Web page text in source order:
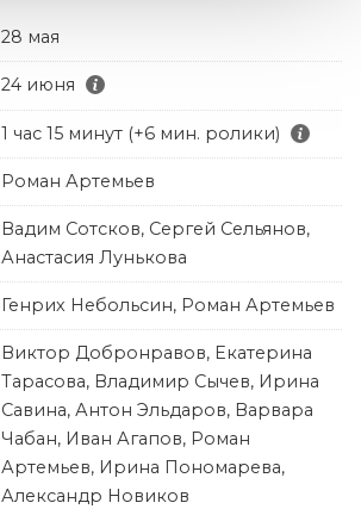
28 мая
24 июня
1 час 15 минут (+6 мин. ролики)
Роман Артемьев
Вадим Сотсков, Сергей Сельянов,
Анастасия Лунькова
Генрих Небольсин, Роман Артемьев
Виктор Добронравов, Екатерина
Тарасова, Владимир Сычев, Ирина
Савина, Антон Эльдаров, Варвара
Чабан, Иван Агапов, Роман
Артемьев, Ирина Пономарева,
Александр Новиков